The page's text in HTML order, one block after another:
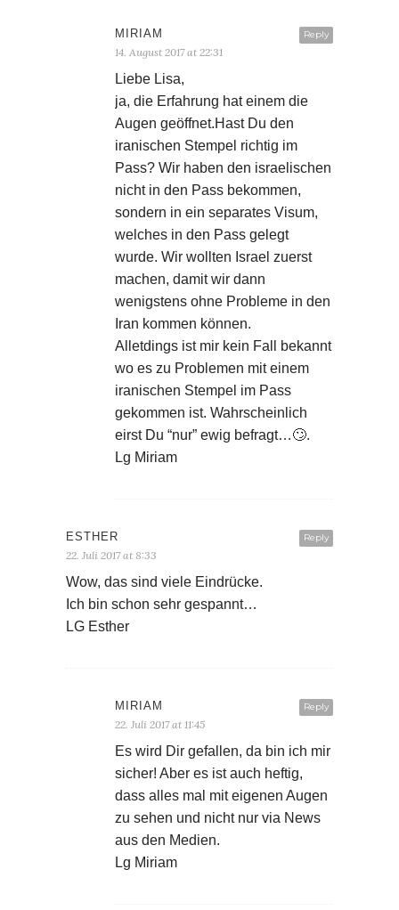
Reply
MIRIAM
14. August 2017 at 22:31
Liebe Lisa,
ja, die Erfahrung hat einem die
Augen geöffnet.Hast Du den
iranischen Stempel richtig im
Pass? Wir haben den israelischen
nicht in den Pass bekommen,
sondern in ein separates Visum,
welches in den Pass gelegt
wurde. Wir wollten Israel zuerst
machen, damit wir dann
wenigstens ohne Probleme in den
Iran kommen können.
Alletdings ist mir kein Fall bekannt
wo es zu Problemen mit einem
iranischen Stempel im Pass
gekommen ist. Wahrscheinlich
eirst Du “nur” ewig befragt…🙄.
Lg Miriam
Reply
ESTHER
22. Juli 2017 at 8:33
Wow, das sind viele Eindrücke.
Ich bin schon sehr gespannt…
LG Esther
Reply
MIRIAM
22. Juli 2017 at 11:45
Es wird Dir gefallen, da bin ich mir
sicher! Aber es ist auch heftig,
dass alles mal mit eigenen Augen
zu sehen und nicht nur via News
aus den Medien.
Lg Miriam